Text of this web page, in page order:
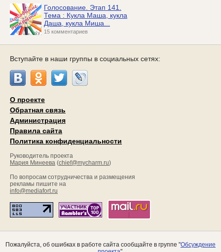
Голосование. Этап 141.
Тема : Кукла Маша, кукла
Даша, кукла Миша...
15 комментариев
Вступайте в наши группы в социальных сетях:
О проекте
Обратная связь
Администрация
Правила сайта
Политика конфиденциальности
Руководитель проекта
Мария Минеева (chief@mycharm.ru)
По вопросам сотрудничества и размещения
рекламы пишите на
info@mediafort.ru
Пожалуйста, об ошибках в работе сайта сообщайте в группе "Обсуждение